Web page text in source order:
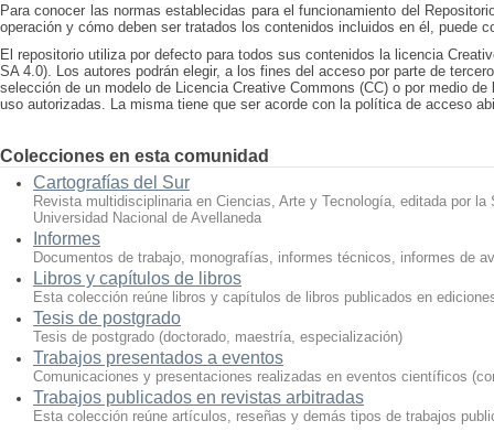
Para conocer las normas establecidas para el funcionamiento del
operación y cómo deben ser tratados los contenidos incluidos en él, puede
El repositorio utiliza por defecto para todos sus contenidos la licencia
SA 4.0). Los autores podrán elegir, a los fines del acceso por parte de
selección de un modelo de Licencia Creative Commons (CC) o por medio
uso autorizadas. La misma tiene que ser acorde con la política de acceso
Colecciones en esta comunidad
Cartografías del Sur
Revista multidisciplinaria en Ciencias, Arte y Tecnología, editada por
Universidad Nacional de Avellaneda
Informes
Documentos de trabajo, monografías, informes técnicos, informes de
Libros y capítulos de libros
Esta colección reúne libros y capítulos de libros publicados en
Tesis de postgrado
Tesis de postgrado (doctorado, maestría, especialización)
Trabajos presentados a eventos
Comunicaciones y presentaciones realizadas en eventos científicos
Trabajos publicados en revistas arbitradas
Esta colección reúne artículos, reseñas y demás tipos de trabajos